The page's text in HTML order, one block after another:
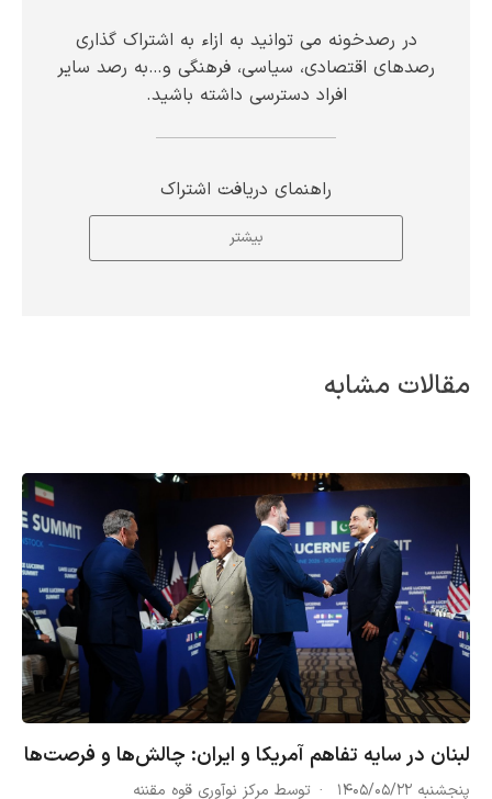
در رصدخونه می توانید به ازاء به اشتراک گذاری
رصدهای اقتصادی، سیاسی، فرهنگی و…به رصد سایر
افراد دسترسی داشته باشید.
راهنمای دریافت اشتراک
بیشتر
مقالات مشابه
لبنان در سایه تفاهم آمریکا و ایران: چالش‌ها و فرصت‌ها
پنجشنبه ۱۴۰۵/۰۵/۲۲ توسط مرکز نوآوری قوه مقننه